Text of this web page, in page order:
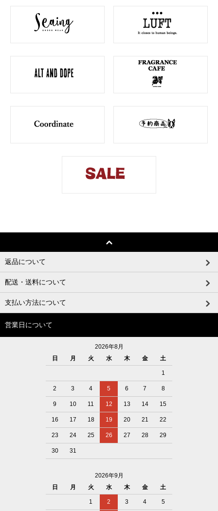
返品について
配送・送料について
支払い方法について
営業日について
2026年8月
日
月 火 水 木 金 土
1
2 3 4 5 6 7 8
9 10 11 12 13 14 15
16 17 18 19 20 21 22
23 24 25 26 27 28 29
30 31
2026年9月
日
月 火 水 木 金 土
1 2 3 4 5